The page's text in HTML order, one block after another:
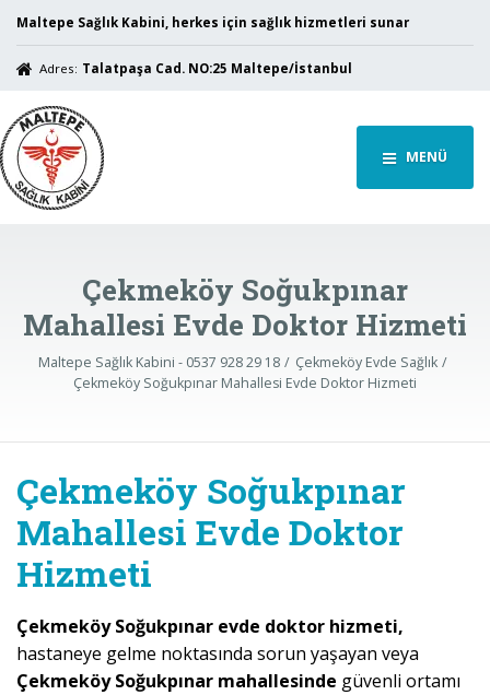
Maltepe Sağlık Kabini, herkes için sağlık hizmetleri sunar
Adres: Talatpaşa Cad. NO:25 Maltepe/İstanbul
MENÜ
Çekmeköy Soğukpınar
Mahallesi Evde Doktor Hizmeti
Maltepe Sağlık Kabini - 0537 928 29 18
Çekmeköy Evde Sağlık
Çekmeköy Soğukpınar Mahallesi Evde Doktor Hizmeti
Çekmeköy Soğukpınar
Mahallesi Evde Doktor
Hizmeti
Çekmeköy Soğukpınar evde doktor hizmeti,
hastaneye gelme noktasında sorun yaşayan veya
Çekmeköy Soğukpınar mahallesinde güvenli ortamı